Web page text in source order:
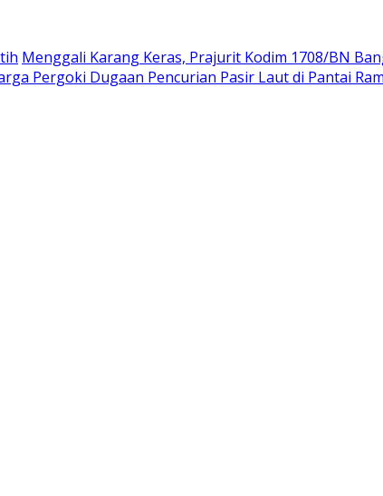
Menggali Karang Keras, Prajurit Kodim 1708/BN
Pergoki Dugaan Pencurian Pasir Laut di Pantai